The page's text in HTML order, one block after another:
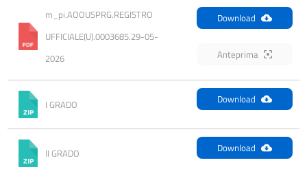
m_pi.AOOUSPRG.REGISTRO
UFFICIALE(U).0003685.29-05-
2026
Download
Anteprima
I GRADO Download
II GRADO Download